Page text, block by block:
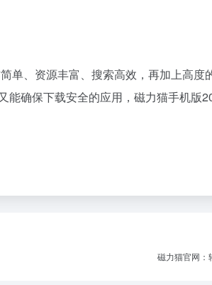
单、资源丰富、搜索高效，再加上高度
确保下载安全的应用，磁力猫手机版
磁力猫官网：